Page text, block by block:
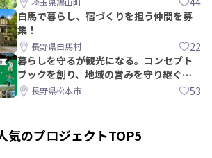
白馬で暮らし、宿づくりを担う仲間を募
集！
長野県白馬村 22
暮らしを守るが観光になる。コンセプト
ブックを創り、地域の営みを守り継ぐ仲
間を集めませんか？
長野県松本市 53
気のプロジェクトTOP5